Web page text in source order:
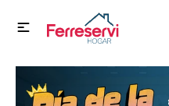

Menú Herramientas y